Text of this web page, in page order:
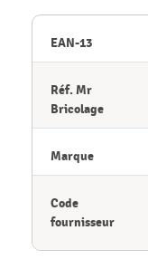
EAN-13
Réf. Mr
Bricolage
Marque
Code
fournisseur